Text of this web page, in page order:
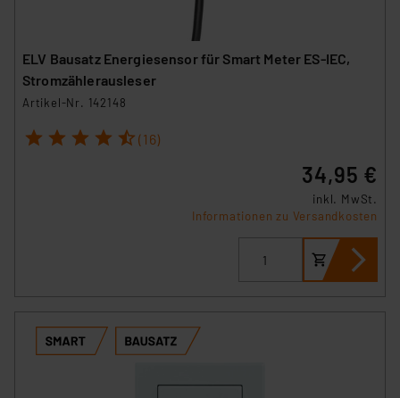
ELV Bausatz Energiesensor für Smart Meter ES-IEC,
Stromzählerausleser
Artikel-Nr. 142148
1 2 3 4 5 (16)
34,95 €
inkl. MwSt.
Informationen zu Versandkosten